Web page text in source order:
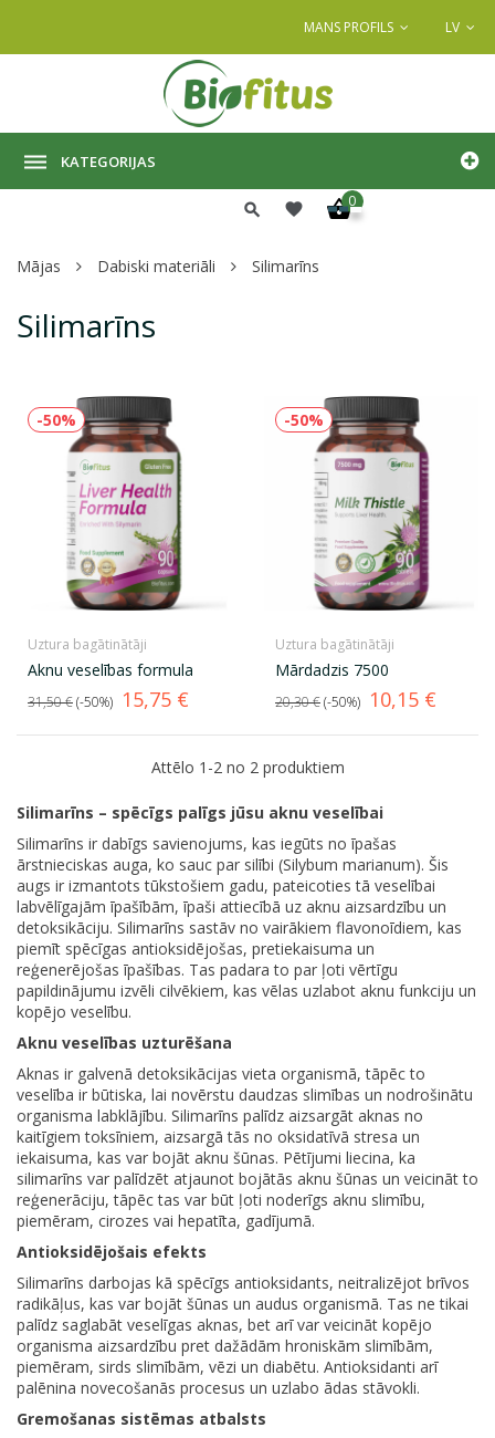
MANS PROFILS LV
KATEGORIJAS
0
Mājas Dabiski materiāli Silimarīns
Silimarīns
-50%
Uztura bagātinātāji
Aknu veselības formula
Standarta
cena
31,50 € -50% Cena
15,75 €
-50%
Uztura bagātinātāji
Mārdadzis 7500
Standarta
cena
20,30 € -50% Cena
10,15 €
Attēlo 1-2 no 2 produktiem
Silimarīns – spēcīgs palīgs jūsu aknu veselībai
Silimarīns ir dabīgs savienojums, kas iegūts no īpašas
ārstnieciskas auga, ko sauc par silībi (Silybum marianum). Šis
augs ir izmantots tūkstošiem gadu, pateicoties tā veselībai
labvēlīgajām īpašībām, īpaši attiecībā uz aknu aizsardzību un
detoksikāciju. Silimarīns sastāv no vairākiem flavonoīdiem, kas
piemīt spēcīgas antioksidējošas, pretiekaisuma un
reģenerējošas īpašības. Tas padara to par ļoti vērtīgu
papildinājumu izvēli cilvēkiem, kas vēlas uzlabot aknu funkciju un
kopējo veselību.
Aknu veselības uzturēšana
Aknas ir galvenā detoksikācijas vieta organismā, tāpēc to
veselība ir būtiska, lai novērstu daudzas slimības un nodrošinātu
organisma labklājību. Silimarīns palīdz aizsargāt aknas no
kaitīgiem toksīniem, aizsargā tās no oksidatīvā stresa un
iekaisuma, kas var bojāt aknu šūnas. Pētījumi liecina, ka
silimarīns var palīdzēt atjaunot bojātās aknu šūnas un veicināt to
reģenerāciju, tāpēc tas var būt ļoti noderīgs aknu slimību,
piemēram, cirozes vai hepatīta, gadījumā.
Antioksidējošais efekts
Silimarīns darbojas kā spēcīgs antioksidants, neitralizējot brīvos
radikāļus, kas var bojāt šūnas un audus organismā. Tas ne tikai
palīdz saglabāt veselīgas aknas, bet arī var veicināt kopējo
organisma aizsardzību pret dažādām hroniskām slimībām,
piemēram, sirds slimībām, vēzi un diabētu. Antioksidanti arī
palēnina novecošanās procesus un uzlabo ādas stāvokli.
Gremošanas sistēmas atbalsts